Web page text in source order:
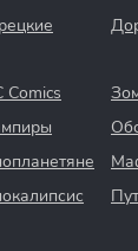
Comics